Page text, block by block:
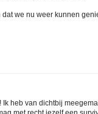
dat we nu weer kunnen
Ik heb van dichtbij